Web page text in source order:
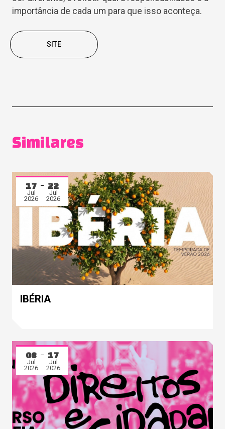
importância de cada um para que isso aconteça.
SITE
Similares
17
Jul
2026
22
Jul
2026
IBÉRIA
08
Jul
2026
17
Jul
2026